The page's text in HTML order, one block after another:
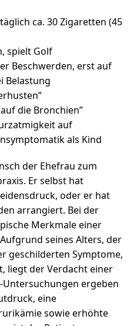
ca. 30 Zigaretten (45
spielt Golf
Beschwerden, erst auf
Belastung
die Bronchien”
auf
als Kind
der Ehefrau zum
Er selbst hat
oder er hat
arrangiert. Bei der
Merkmale einer
seines Alters, der
geschilderten Symptome,
liegt der Verdacht einer
Untersuchungen ergeben
eine
sowie erhöhte